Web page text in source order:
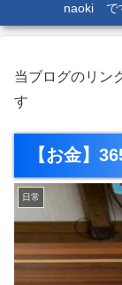
naoki で
当ブログのリン
す
【お金】
日常